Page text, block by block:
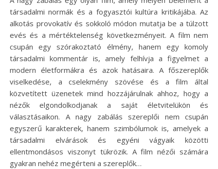
társadalmi normák és a fogyasztói kultúra kritikájába. Az
alkotás provokatív és sokkoló módon mutatja be a túlzott
evés és a mértéktelenség következményeit. A film nem
csupán egy szórakoztató élmény, hanem egy komoly
társadalmi kommentár is, amely felhívja a figyelmet a
modern életformákra és azok hatásaira. A főszereplők
viselkedése, a cselekmény szövése és a film által
közvetített üzenetek mind hozzájárulnak ahhoz, hogy a
nézők elgondolkodjanak a saját életvitelükön és
választásaikon. A nagy zabálás szereplői nem csupán
egyszerű karakterek, hanem szimbólumok is, amelyek a
társadalmi elvárások és egyéni vágyaik közötti
ellentmondásos viszonyt tükrözik. A film nézői számára
gyakran nehéz megérteni a szereplők…